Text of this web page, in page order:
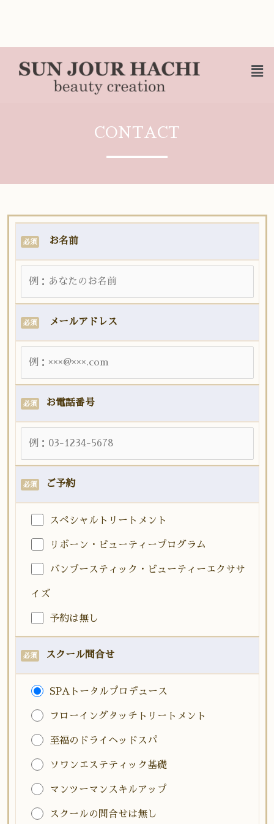
CONTACT
必須 お名前
必須 メールアドレス
必須 お電話番号
必須 ご予約
スペシャルトリートメント
リボーン・ビューティープログラム
バンブースティック・ビューティーエクササ
イズ
予約は無し
必須 スクール問合せ
SPAトータルプロデュース
フローイングタッチトリートメント
至福のドライヘッドスパ
ソワンエステティック基礎
マンツーマンスキルアップ
スクールの問合せは無し